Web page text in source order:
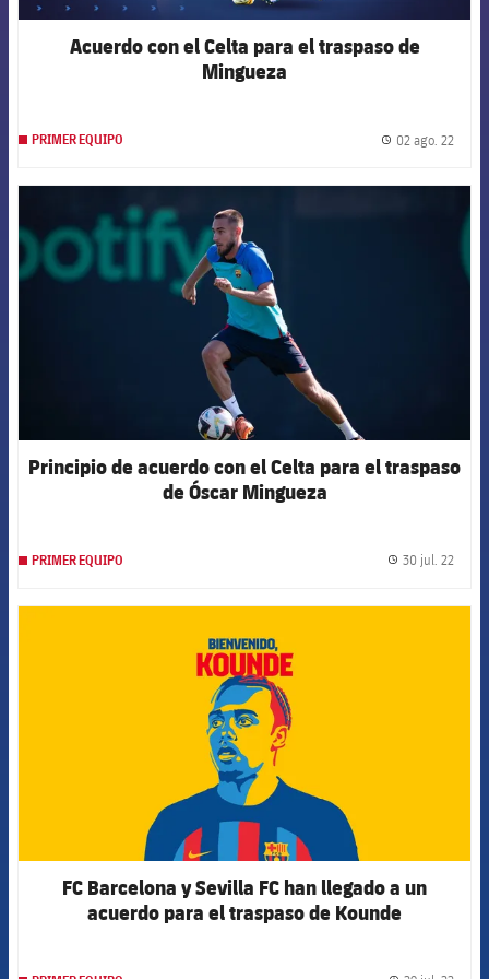
Acuerdo con el Celta para el traspaso de
Mingueza
PRIMER EQUIPO 02 ago. 22
Principio de acuerdo con el Celta para el traspaso
de Óscar Mingueza
PRIMER EQUIPO 30 jul. 22
FC Barcelona y Sevilla FC han llegado a un
acuerdo para el traspaso de Kounde